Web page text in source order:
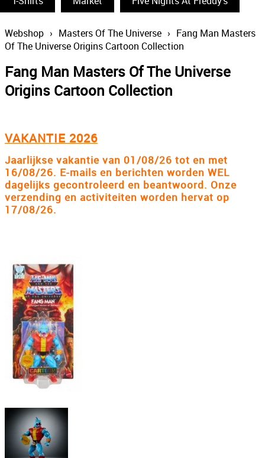
The Simpsons
Wizarding World
Back To The Future
Statues & Busts
The Big Bang Theory
Thundercats
Lord Of The Rings
The Smurfs
Comics
Display & Protection
T-Shirts
Market
Five Nights At Freddy's
Webshop › Masters Of The Universe › Fang Man Masters
Of The Universe Origins Cartoon Collection
Fang Man Masters Of The Universe
Origins Cartoon Collection
VAKANTIE 2026
Jaarlijkse vakantie van 01/08/26 tot en met
16/08/26. E-mails en berichten worden WEL
dagelijks gecontroleerd en beantwoord. Onze
verzending en activiteiten worden hervat op
17/08/26.